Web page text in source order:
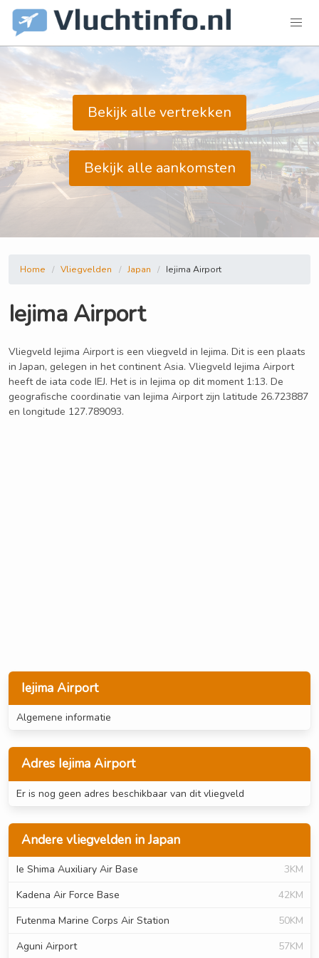
Bekijk alle vertrekken
Bekijk alle aankomsten
Iejima Airport
Algemene informatie
Adres Iejima Airport
Er is nog geen adres beschikbaar van dit vliegveld
Andere vliegvelden in Japan
Ie Shima Auxiliary Air Base
3KM
Kadena Air Force Base
42KM
Futenma Marine Corps Air Station
50KM
Aguni Airport
57KM
Home Vliegvelden Japan Iejima Airport
Iejima Airport
Vliegveld Iejima Airport is een vliegveld in Iejima. Dit is een plaats
in Japan, gelegen in het continent Asia. Vliegveld Iejima Airport
heeft de iata code IEJ. Het is in Iejima op dit moment 1:13. De
geografische coordinatie van Iejima Airport zijn latitude 26.723887
en longitude 127.789093.